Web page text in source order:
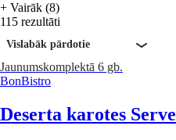
+ Vairāk (8)
115 rezultāti
Vislabāk pārdotie
Jaunumskomplektā 6 gb.
BonBistro
Deserta karotes Serve